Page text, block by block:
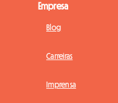
Empresa
Blog
Carreiras
Imprensa